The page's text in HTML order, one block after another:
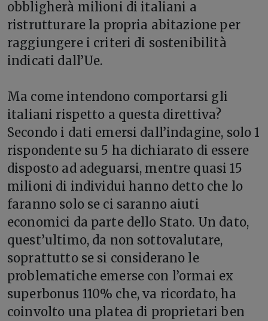
obbligherà milioni di italiani a
ristrutturare la propria abitazione per
raggiungere i criteri di sostenibilità
indicati dall’Ue.
Ma come intendono comportarsi gli
italiani rispetto a questa direttiva?
Secondo i dati emersi dall’indagine, solo 1
rispondente su 5 ha dichiarato di essere
disposto ad adeguarsi, mentre quasi 15
milioni di individui hanno detto che lo
faranno solo se ci saranno aiuti
economici da parte dello Stato. Un dato,
quest’ultimo, da non sottovalutare,
soprattutto se si considerano le
problematiche emerse con l’ormai ex
superbonus 110% che, va ricordato, ha
coinvolto una platea di proprietari ben